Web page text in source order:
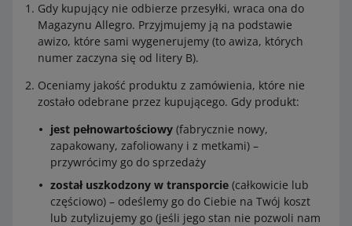
Gdy kupujący nie odbierze przesyłki, wraca ona do
Magazynu Allegro. Przyjmujemy ją na podstawie
awizo, które sami wygenerujemy (to awiza, których
numer zaczyna się od litery B).
Oceniamy jakość produktu z zamówienia, które nie
zostało odebrane przez kupującego. Gdy produkt:
jest pełnowartościowy (fabrycznie nowy,
zapakowany, zafoliowany i z metkami) –
przywrócimy go do sprzedaży
został uszkodzony w transporcie (całkowicie lub
częściowo) – odeślemy go do Ciebie na Twój koszt
lub zutylizujemy go (jeśli jego stan nie pozwoli nam